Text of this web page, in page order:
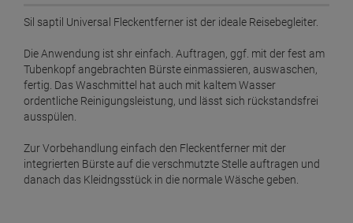
Sil saptil Universal Fleckentferner ist der ideale Reisebegleiter.
Die Anwendung ist shr einfach. Auftragen, ggf. mit der fest am
Tubenkopf angebrachten Bürste einmassieren, auswaschen,
fertig. Das Waschmittel hat auch mit kaltem Wasser
ordentliche Reinigungsleistung, und lässt sich rückstandsfrei
ausspülen.
Zur Vorbehandlung einfach den Fleckentferner mit der
integrierten Bürste auf die verschmutzte Stelle auftragen und
danach das Kleidngsstück in die normale Wäsche geben.